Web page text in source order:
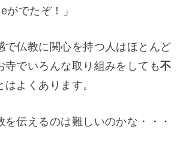
がでたぞ！」
で仏教に関心を持つ人はほとんど
寺でいろんな取り組みをしても不
はよくあります。
を伝えるのは難しいのかな・・・